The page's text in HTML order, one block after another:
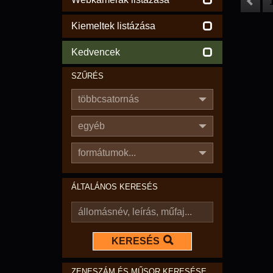
Kiemeltek listázása
Kedvencek
SZŰRÉS
többcsatornás
egyéb
formátumok...
ÁLTALÁNOS KERESÉS
KERESÉS